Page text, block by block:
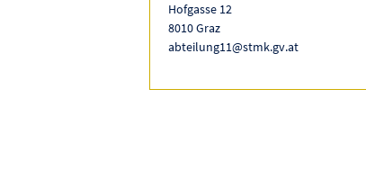
Hofgasse 12
8010 Graz
abteilung11@stmk.gv.at